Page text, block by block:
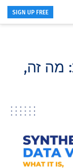
SIGN UP FREE
מה זה,